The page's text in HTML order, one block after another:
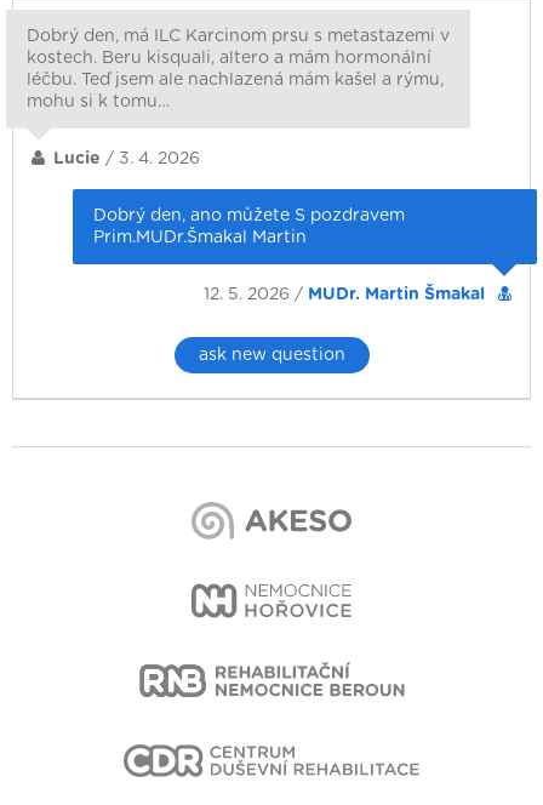
Dobrý den, má ILC Karcinom prsu s metastazemi v
kostech. Beru kisquali, altero a mám hormonální
léčbu. Teď jsem ale nachlazená mám kašel a rýmu,
mohu si k tomu…
Lucie / 3. 4. 2026
Dobrý den, ano můžete S pozdravem
Prim.MUDr.Šmakal Martin
12. 5. 2026 / MUDr. Martin Šmakal
ask new question